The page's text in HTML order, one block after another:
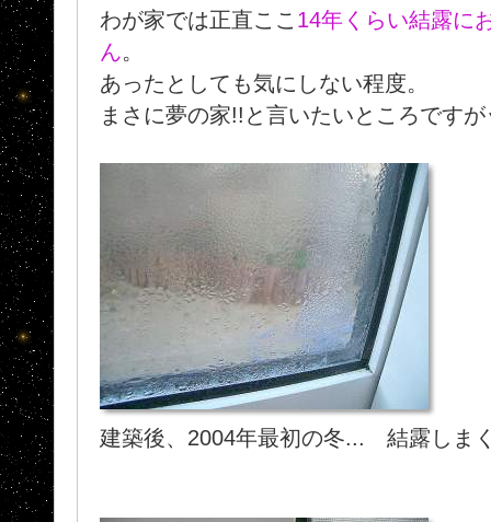
わが家では正直ここ 14年くらい結露に
ん。
あったとしても気にしない程度。
まさに夢の家!!と言いたいところですが
建築後、2004年最初の冬... 結露しま